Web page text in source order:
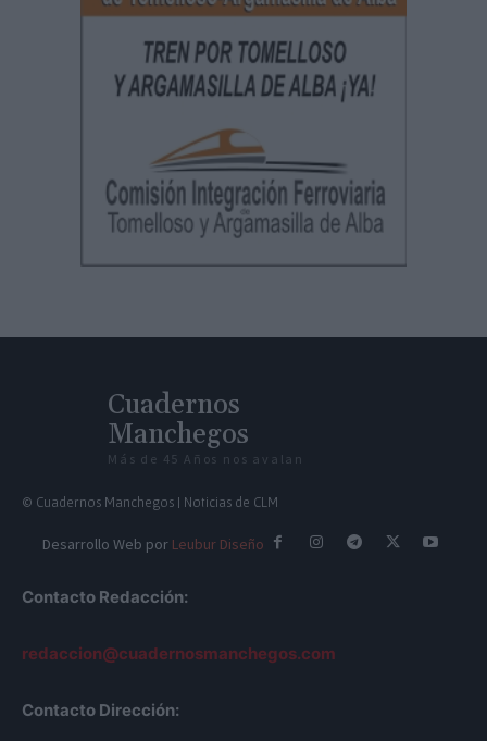
Cuadernos
Manchegos
Más de 45 Años nos avalan
© Cuadernos Manchegos | Noticias de CLM
Desarrollo Web por Leubur Diseño
Contacto Redacción:
redaccion@cuadernosmanchegos.com
Contacto Dirección: